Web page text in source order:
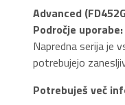
Advanced
Področje uporabe:
Napredna serija je
potrebujejo
Potrebuješ več